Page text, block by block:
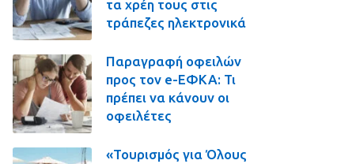
τα χρέη τους στις
τράπεζες ηλεκτρονικά
Παραγραφή οφειλών
προς τον e-ΕΦΚΑ: Τι
πρέπει να κάνουν οι
οφειλέτες
«Τουρισμός για Όλους